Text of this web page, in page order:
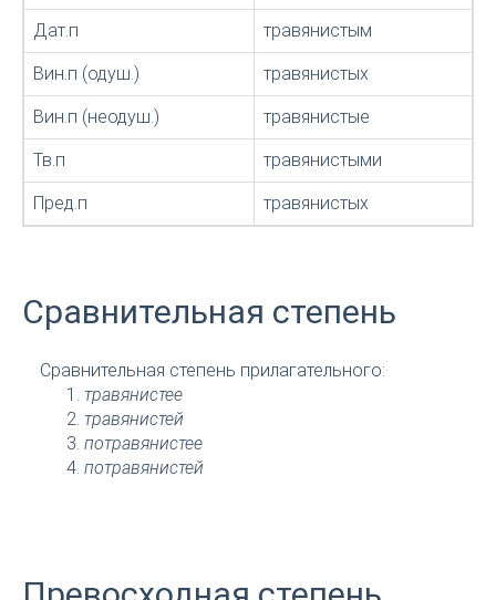
Дат.п травянистым
Вин.п (одуш.) травянистых
Вин.п (неодуш.) травянистые
Тв.п травянистыми
Пред.п травянистых
Сравнительная степень
Сравнительная степень прилагательного:
травянистее
травянистей
потравянистее
потравянистей